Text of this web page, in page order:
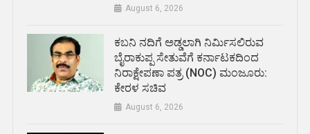
August 6, 2026
ಕಬನಿ ನದಿಗೆ ಅಡ್ಡಲಾಗಿ ನಿರ್ಮಿಸಲಿರುವ
ಬೈರಾಕುಪ್ಪ ಸೇತುವೆಗೆ ಕರ್ನಾಟಕದಿಂದ
ನಿರಾಕ್ಷೇಪಣಾ ಪತ್ರ (NOC) ಮಂಜೂರು:
ಕೇರಳ ಸಚಿವ
August 6, 2026